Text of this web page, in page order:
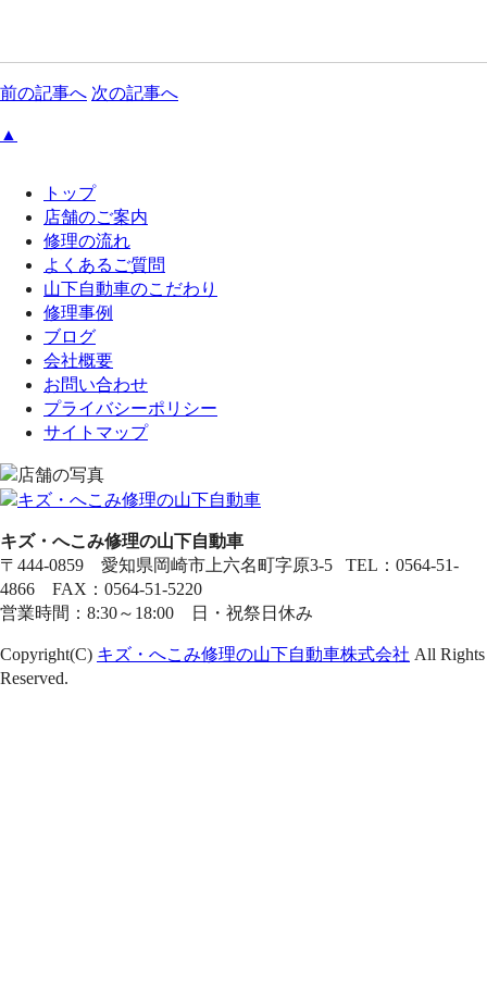
前の記事へ 次の記事へ
▲
トップ
店舗のご案内
修理の流れ
よくあるご質問
山下自動車のこだわり
修理事例
ブログ
会社概要
お問い合わせ
プライバシーポリシー
サイトマップ
キズ・へこみ修理の山下自動車
〒444-0859 愛知県岡崎市上六名町字原3-5 TEL：0564-51-
4866 FAX：0564-51-5220
営業時間：8:30～18:00 日・祝祭日休み
Copyright(C) キズ・へこみ修理の山下自動車株式会社 All Rights
Reserved.